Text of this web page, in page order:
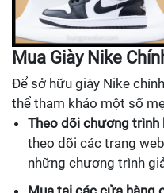
Mua Giày Nike
Để sở hữu giày Nike
thể tham khảo một số
Theo dõi chương trình
theo dõi các trang
những chương trình